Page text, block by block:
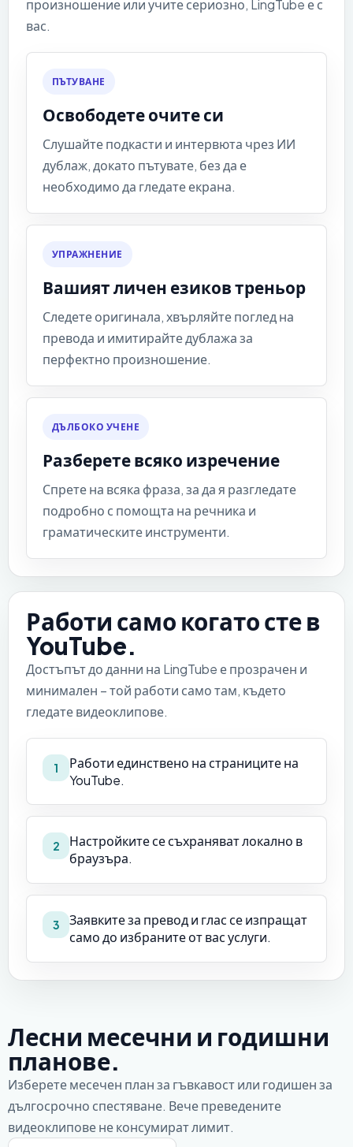
произношение или учите сериозно, LingTube е с
вас.
ПЪТУВАНЕ
Освободете очите си
Слушайте подкасти и интервюта чрез ИИ
дублаж, докато пътувате, без да е
необходимо да гледате екрана.
УПРАЖНЕНИЕ
Вашият личен езиков треньор
Следете оригинала, хвърляйте поглед на
превода и имитирайте дублажа за
перфектно произношение.
ДЪЛБОКО УЧЕНЕ
Разберете всяко изречение
Спрете на всяка фраза, за да я разгледате
подробно с помощта на речника и
граматическите инструменти.
Работи само когато сте в
YouTube.
Достъпът до данни на LingTube е прозрачен и
минимален – той работи само там, където
гледате видеоклипове.
1
Работи единствено на страниците на
YouTube.
2
Настройките се съхраняват локално в
браузъра.
3
Заявките за превод и глас се изпращат
само до избраните от вас услуги.
Лесни месечни и годишни
планове.
Изберете месечен план за гъвкавост или годишен за
дългосрочно спестяване. Вече преведените
видеоклипове не консумират лимит.